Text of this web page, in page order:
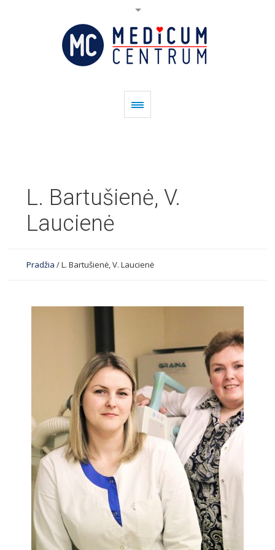
L. Bartušienė, V.
Laucienė
Pradžia /L. Bartušienė, V. Laucienė